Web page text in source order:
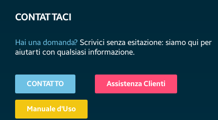
CONTATTACI
Hai una domanda? Scrivici senza esitazione: siamo qui per
aiutarti con qualsiasi informazione.
CONTATTO Assistenza Clienti
Manuale d'Uso